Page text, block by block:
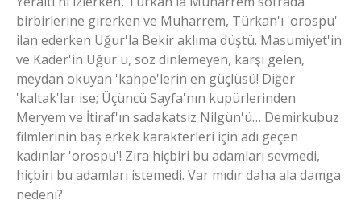
birbirlerine girerken ve Muharrem, Türkan'ı 'orospu'
ilan ederken Uğur'la Bekir aklıma düştü. Masumiyet'in
ve Kader'in Uğur'u, söz dinlemeyen, karşı gelen,
meydan okuyan 'kahpe'lerin en güçlüsü! Diğer
'kaltak'lar ise; Üçüncü Sayfa'nın kupürlerinden
Meryem ve İtiraf'ın sadakatsiz Nilgün'ü… Demirkubuz
filmlerinin baş erkek karakterleri için adı geçen
kadınlar 'orospu'! Zira hiçbiri bu adamları sevmedi,
hiçbiri bu adamları istemedi. Var mıdır daha ala damga
nedeni?